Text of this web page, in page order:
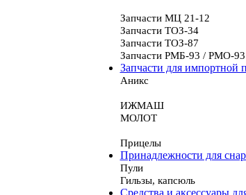
Запчасти МЦ 21-12
Запчасти ТОЗ-34
Запчасти ТОЗ-87
Запчасти РМБ-93 / РМО-93
Запчасти для импортной
Аникс
ИЖМАШ
МОЛОТ
Прицелы
Принадлежности для
Пули
Гильзы, капсюль
Средства и аксессуары